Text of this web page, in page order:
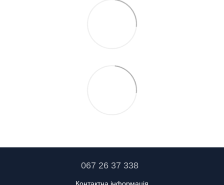
067 26 37 338
Контактна інформація